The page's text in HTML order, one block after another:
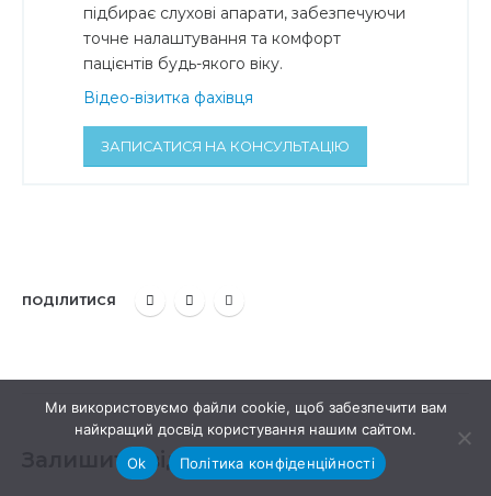
підбирає слухові апарати, забезпечуючи
точне налаштування та комфорт
пацієнтів будь-якого віку.
Відео-візитка фахівця
ЗАПИСАТИСЯ НА КОНСУЛЬТАЦІЮ
ПОДІЛИТИСЯ
Залишити відповідь
Ми використовуємо файли cookie, щоб забезпечити вам
найкращий досвід користування нашим сайтом.
Ok
Політика конфіденційності